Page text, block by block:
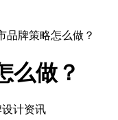
品牌策略怎么做？
么做？
设计资讯